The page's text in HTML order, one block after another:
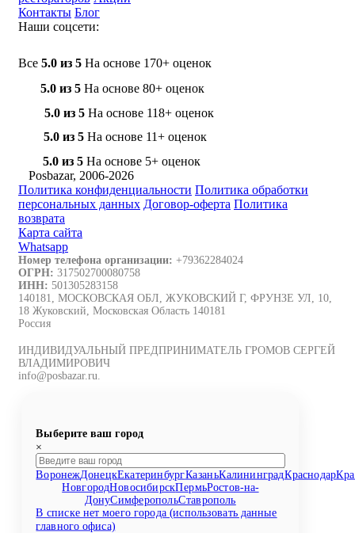
Контакты Блог
Наши соцсети:
Все 5.0 из 5 На основе 170+ оценок
5.0 из 5 На основе 80+ оценок
5.0 из 5 На основе 118+ оценок
5.0 из 5 На основе 11+ оценок
5.0 из 5 На основе 5+ оценок
Posbazar, 2006-2026
Политика конфиденциальности Политика обработки
персональных данных Договор-оферта Политика
возврата
Карта сайта
Whatsapp
Номер телефона организации: +79362284024
ОГРН: 317502700080758
ИНН: 501305283158
140181, МОСКОВСКАЯ ОБЛ, ЖУКОВСКИЙ Г, ФРУНЗЕ УЛ, 10,
18 Жуковский, Московская Область 140181
Россия
ИНДИВИДУАЛЬНЫЙ ПРЕДПРИНИМАТЕЛЬ ГРОМОВ СЕРГЕЙ
ВЛАДИМИРОВИЧ
info@posbazar.ru.
Выберите ваш город
×
ВоронежДонецкЕкатеринбургКазаньКалининградКраснодар
НовгородНовосибирскПермьРостов-на-
ДонуСимферопольСтаврополь
В списке нет моего города (использовать данные
главного офиса)